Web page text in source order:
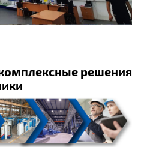
решения